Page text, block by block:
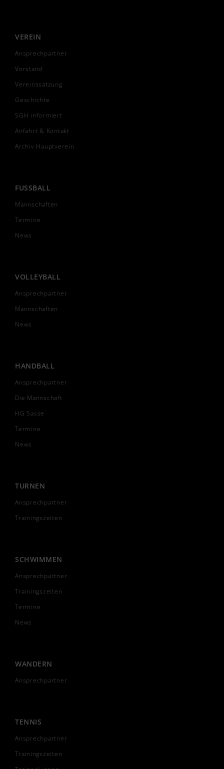
VEREIN
Ansprechpartner
Vorstand
Vereinssatzung
Geschichte
SGH informiert
Anfahrt & Kontakt
Archiv Hauptverein
FUSSBALL
Mannschaften
Termine
News
VOLLEYBALL
Ansprechpartner
Mannschaften
News
HANDBALL
Ansprechpartner
Die Mannschaft
HG Sasse
Termine
News
TURNEN
Ansprechpartner
Trainingszeiten
SCHWIMMEN
Ansprechpartner
Trainingszeiten
Termine
News
WANDERN
Ansprechpartner
TENNIS
Ansprechpartner
Trainingszeiten